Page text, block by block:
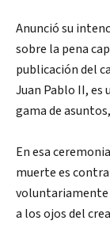
Anunció su
sobre la pena
publicación del
Juan Pablo II, es
gama de
En esa
muerte es
voluntariamente
a los ojos del